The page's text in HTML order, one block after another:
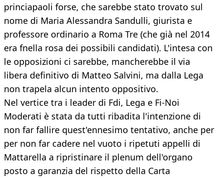
princiapaoli forse, che sarebbe stato trovato sul
nome di Maria Alessandra Sandulli, giurista e
professore ordinario a Roma Tre (che già nel 2014
era fnella rosa dei possibili candidati). L'intesa con
le opposizioni ci sarebbe, mancherebbe il via
libera definitivo di Matteo Salvini, ma dalla Lega
non trapela alcun intento oppositivo.
Nel vertice tra i leader di Fdi, Lega e Fi-Noi
Moderati è stata da tutti ribadita l'intenzione di
non far fallire quest'ennesimo tentativo, anche per
per non far cadere nel vuoto i ripetuti appelli di
Mattarella a ripristinare il plenum dell'organo
posto a garanzia del rispetto della Carta